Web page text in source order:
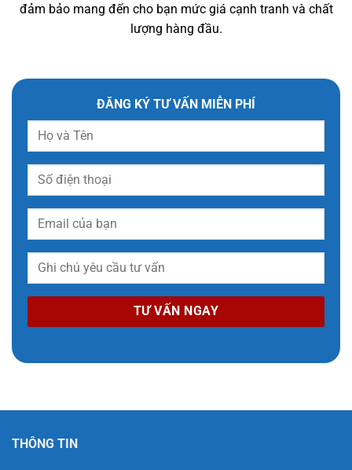
đảm bảo mang đến cho bạn mức giá cạnh tranh và chất
lượng hàng đầu.
ĐĂNG KÝ TƯ VẤN MIỄN PHÍ
THÔNG TIN